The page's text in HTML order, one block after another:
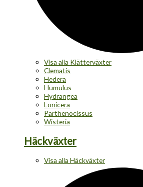
Visa alla Klätterväxter
Clematis
Hedera
Humulus
Hydrangea
Lonicera
Parthenocissus
Wisteria
Häckväxter
Visa alla Häckväxter